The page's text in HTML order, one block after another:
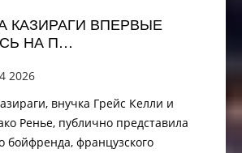
КАЗИРАГИ ВПЕРВЫЕ
НА П…
2026
внучка Грейс Келли и
Ренье, публично представила
бойфренда, французского